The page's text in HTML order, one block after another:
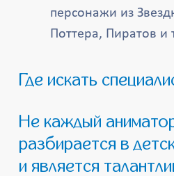
персонажи из
Поттера, Пиратов и
Где искать
Не каждый аниматор на самом деле
разбирается в
и является